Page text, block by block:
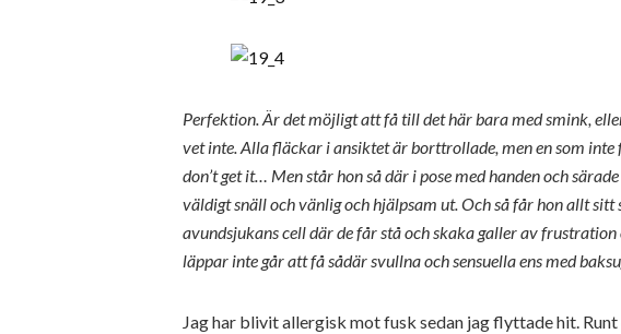
Perfektion. Är det möjligt att få till det här bara med smink,
vet inte. Alla fläckar i ansiktet är borttrollade, men en som
don’t get it… Men står hon så där i pose med handen och
väldigt snäll och vänlig och hjälpsam ut. Och så får hon allt
avundsjukans cell där de får stå och skaka galler av
läppar inte går att få sådär svullna och sensuella ens med
Jag har blivit allergisk mot fusk sedan jag flyttade hit.